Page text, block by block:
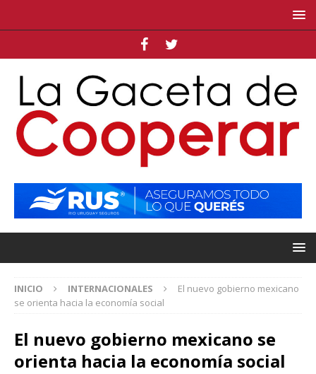
INICIO INTERNACIONALES
El nuevo gobierno mexicano
se orienta hacia la economía social
El nuevo gobierno mexicano se
orienta hacia la economía social